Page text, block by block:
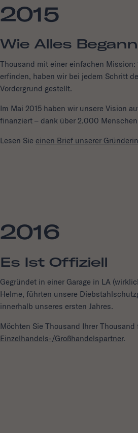
2015
Wie Alles Begann
Thousand mit einer einfachen
erfinden, haben wir bei jedem Schritt
Vordergrund gestellt.
Im Mai 2015 haben wir unsere Vision
finanziert – dank über 2.000
Lesen Sie einen Brief unserer Gründerin
2016
Es Ist Offiziell
Gegründet in einer Garage in LA
Helme, führten unsere
innerhalb unseres ersten Jahres.
Möchten Sie Thousand Ihrer
Einzelhandels-/Großhandelspartner.